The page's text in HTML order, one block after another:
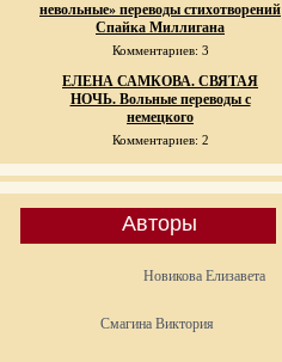
невольные» переводы стихотворений
Спайка Миллигана
Комментариев: 3
ЕЛЕНА САМКОВА. СВЯТАЯ
НОЧЬ. Вольные переводы с
немецкого
Комментариев: 2
Авторы
Новикова Елизавета
Смагина Виктория